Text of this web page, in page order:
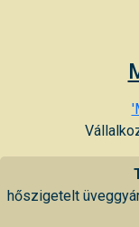
hőszigetelt